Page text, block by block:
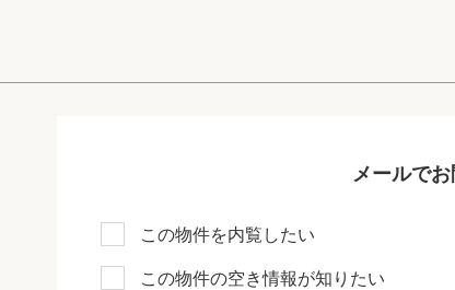
メールで
この物件を内覧したい
この物件の空き情報が知りたい